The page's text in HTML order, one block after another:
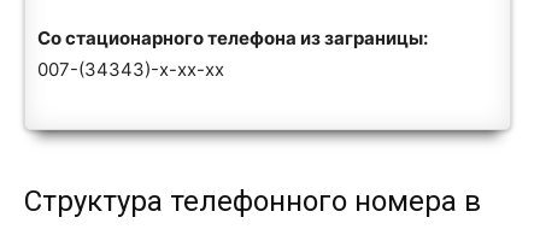
Со стационарного телефона из заграницы:
007-(34343)-x-xx-xx
Структура телефонного номера в